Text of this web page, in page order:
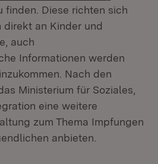
in neuem Fenster)
finden. Diese richten sich
direkt an Kinder und
auch
Informationen werden
Nach den
Ministerium für Soziales,
eine weitere
zum Thema Impfungen
anbieten.